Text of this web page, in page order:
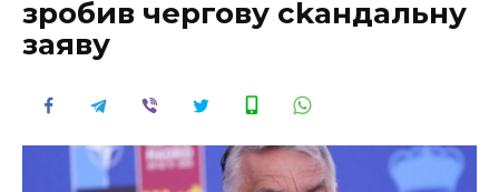
зробив чергову сkандальну
заяву